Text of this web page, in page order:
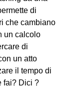
di
che cambiano
un calcolo
di
un atto
il tempo di
fai? Dici ?